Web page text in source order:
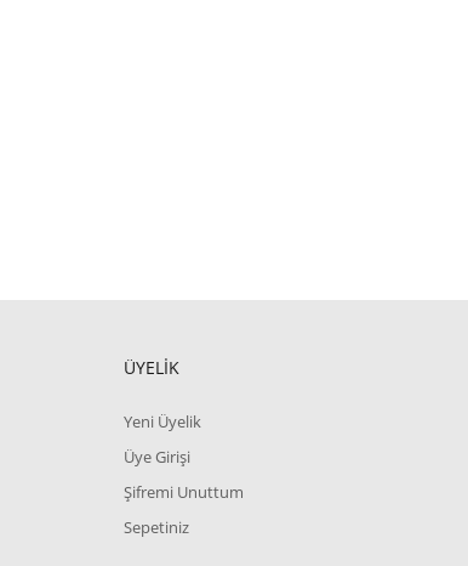
ÜYELİK
Yeni Üyelik
Üye Girişi
Şifremi Unuttum
Sepetiniz